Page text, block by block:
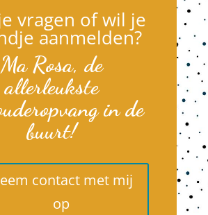
vragen of wil je
aanmelden?
Ma Rosa, de
allerleukste
in de
buurt!
contact met mij
op